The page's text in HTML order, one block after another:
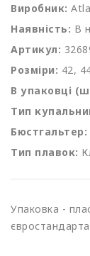
Виробник:
Наявність: В
Артикул:
Розміри: 42,
В упаковці
Тип
Бюстгальтер:
Тип плавок:
Упаковка -